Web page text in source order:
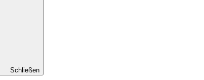
Schließen